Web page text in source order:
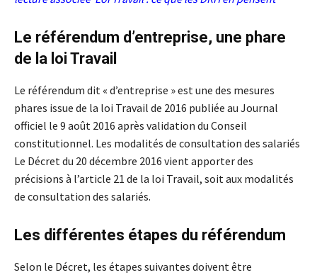
Le référendum d’entreprise, une phare
de la loi Travail
Le référendum dit « d’entreprise » est une des mesures
phares issue de la loi Travail de 2016 publiée au Journal
officiel le 9 août 2016 après validation du Conseil
constitutionnel. Les modalités de consultation des salariés
Le Décret du 20 décembre 2016 vient apporter des
précisions à l’article 21 de la loi Travail, soit aux modalités
de consultation des salariés.
Les différentes étapes du référendum
Selon le Décret, les étapes suivantes doivent être